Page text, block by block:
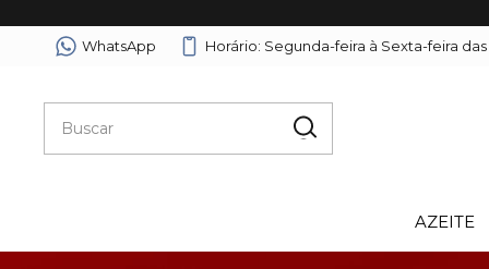
WhatsApp Horário: Segunda-feira à Sexta-feira
AZEITE